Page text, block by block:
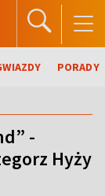
PORADY
-
Hyży